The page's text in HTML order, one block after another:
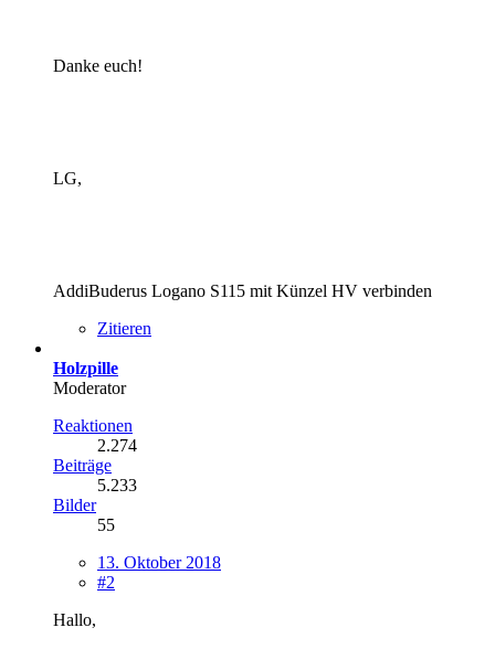
Danke euch!
LG,
AddiBuderus Logano S115 mit Künzel HV verbinden
Zitieren
Holzpille
Moderator
Reaktionen
2.274
Beiträge
5.233
Bilder
55
13. Oktober 2018
#2
Hallo,